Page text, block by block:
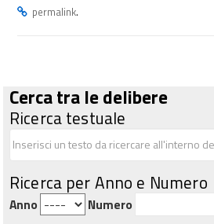
permalink.
Cerca tra le delibere
Ricerca testuale
Ricerca per Anno e Numero
Anno Numero